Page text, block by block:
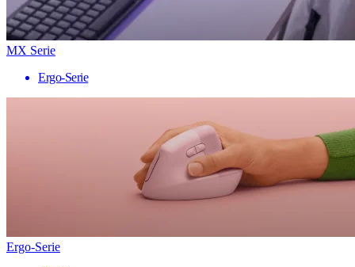
MX Serie
Ergo-Serie
Ergo-Serie